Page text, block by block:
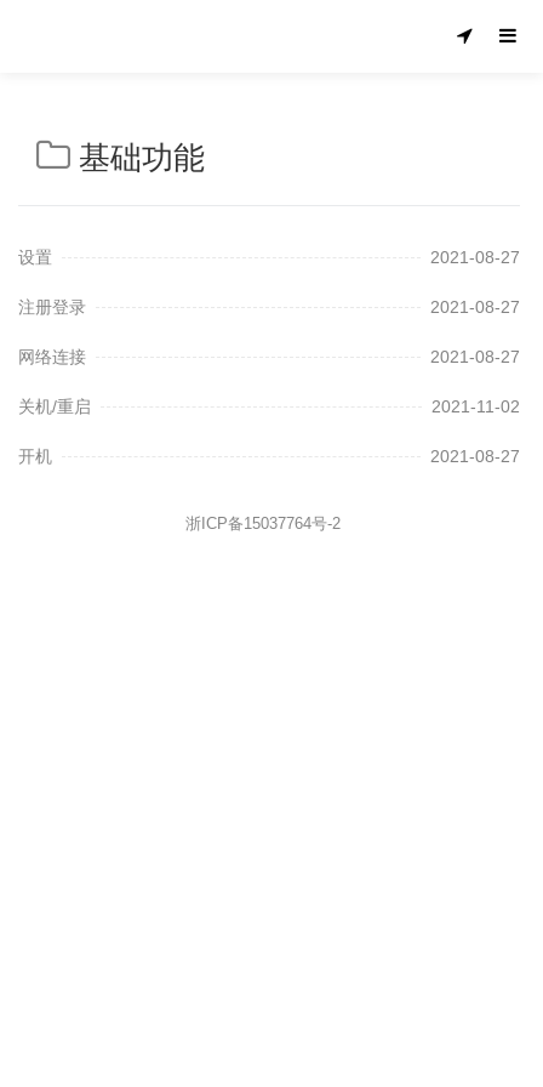
基础功能
设置 2021-08-27
注册登录 2021-08-27
网络连接 2021-08-27
关机/重启 2021-11-02
开机 2021-08-27
浙ICP备15037764号-2